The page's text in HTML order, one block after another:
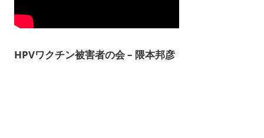
HPVワクチン被害者の会 – 隈本邦彦